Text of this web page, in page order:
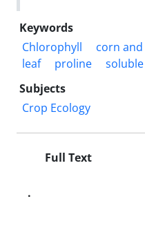
Keywords
Chlorophyll
corn
leaf
proline
Subjects
Crop Ecology
Full Text